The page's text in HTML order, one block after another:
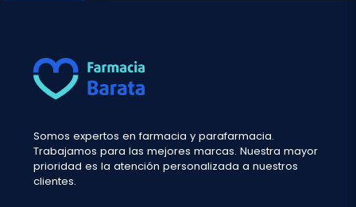
Somos expertos en farmacia y parafarmacia.
Trabajamos para las mejores marcas. Nuestra mayor
prioridad es la atención personalizada a nuestros
clientes.